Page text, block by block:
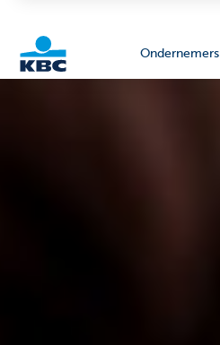
Ondernemers